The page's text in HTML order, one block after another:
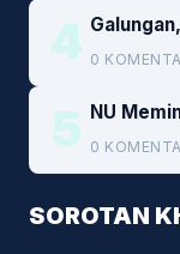
4 0
5 NU
0
SOROTAN